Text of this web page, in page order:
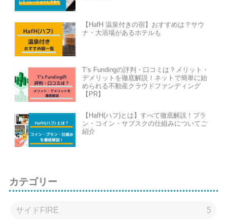
【HafH 温泉付きの宿】おすすめは？サウ
ナ・大浴場があるホテルも
T‘s Fundingの評判・口コミは？メリット・
デメリットを徹底解説！ネットで簡単に始
められる不動産クラウドファンディング
【PR】
【HafH(ハフ)とは】すべて徹底解説！プラ
ン・コイン・サブスクの仕組みについてご
紹介
カテゴリー
サイドFIRE 5